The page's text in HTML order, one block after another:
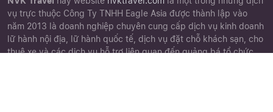
vụ trực thuộc Công Ty TNHH Eagle Asia được thành lập vào
năm 2013 là doanh nghiệp chuyên cung cấp dịch vụ kinh doanh
lữ hành nội địa, lữ hành quốc tế, dịch vụ đặt chỗ khách sạn, cho
thuê xe và các dịch vụ hỗ trợ liên quan đến quảng bá tổ chức